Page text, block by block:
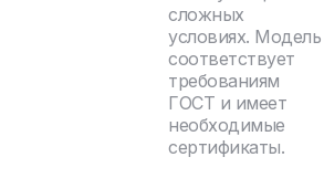
сложных
условиях. Модель
соответствует
требованиям
ГОСТ и имеет
необходимые
сертификаты.